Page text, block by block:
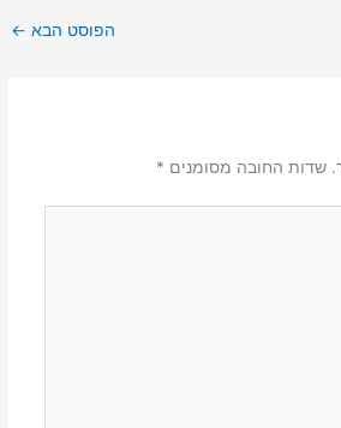
הפוסט הבא ←
שדות החובה מסומנים *